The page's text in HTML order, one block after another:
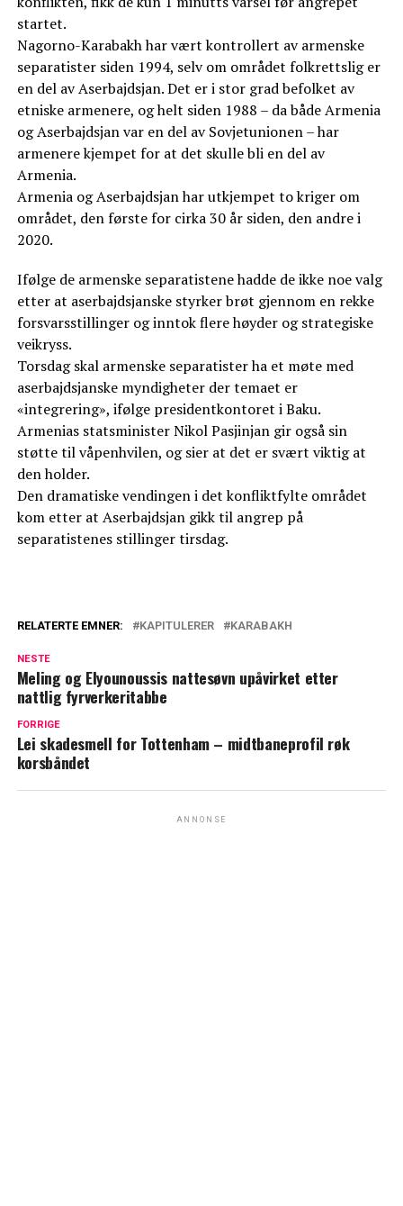
startet.
Nagorno-Karabakh har vært kontrollert av armenske
separatister siden 1994, selv om området folkrettslig er
en del av Aserbajdsjan. Det er i stor grad befolket av
etniske armenere, og helt siden 1988 – da både Armenia
og Aserbajdsjan var en del av Sovjetunionen – har
armenere kjempet for at det skulle bli en del av
Armenia.
Armenia og Aserbajdsjan har utkjempet to kriger om
området, den første for cirka 30 år siden, den andre i
2020.
Ifølge de armenske separatistene hadde de ikke noe valg
etter at aserbajdsjanske styrker brøt gjennom en rekke
forsvarsstillinger og inntok flere høyder og strategiske
veikryss.
Torsdag skal armenske separatister ha et møte med
aserbajdsjanske myndigheter der temaet er
«integrering», ifølge presidentkontoret i Baku.
Armenias statsminister Nikol Pasjinjan gir også sin
støtte til våpenhvilen, og sier at det er svært viktig at
den holder.
Den dramatiske vendingen i det konfliktfylte området
kom etter at Aserbajdsjan gikk til angrep på
separatistenes stillinger tirsdag.
RELATERTE EMNER: KAPITULERER KARABAKH
NESTE
Meling og Elyounoussis nattesøvn upåvirket etter
nattlig fyrverkeritabbe
FORRIGE
Lei skadesmell for Tottenham – midtbaneprofil røk
korsbåndet
ANNONSE